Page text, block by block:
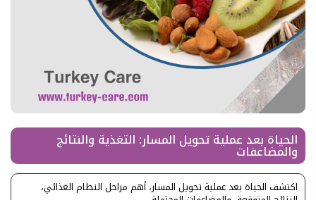
الحياة بعد عملية تحويل المسار: التغذية والنتائج
والمضاعفات
اكتشف الحياة بعد عملية تحويل المسار، أهم مراحل النظام الغذائي،